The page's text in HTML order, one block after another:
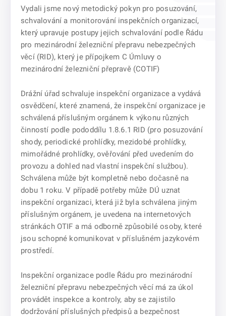
Vydali jsme nový metodický pokyn pro posuzování,
schvalování a monitorování inspekčních organizací,
který upravuje postupy jejich schvalování podle Řádu
pro mezinárodní železniční přepravu nebezpečných
věcí (RID), který je přípojkem C Úmluvy o
mezinárodní železniční přepravě (COTIF)
Drážní úřad schvaluje inspekční organizace a vydává
osvědčení, které znamená, že inspekční organizace je
schválená příslušným orgánem k výkonu různých
činností podle pododdílu 1.8.6.1 RID (pro posuzování
shody, periodické prohlídky, mezidobé prohlídky,
mimořádné prohlídky, ověřování před uvedením do
provozu a dohled nad vlastní inspekční službou).
Schválena může být kompletně nebo dočasně na
dobu 1 roku. V případě potřeby může DÚ uznat
inspekční organizaci, která již byla schválena jiným
příslušným orgánem, je uvedena na internetových
stránkách OTIF a má odborně způsobilé osoby, které
jsou schopné komunikovat v příslušném jazykovém
prostředí.
Inspekční organizace podle Řádu pro mezinárodní
železniční přepravu nebezpečných věcí má za úkol
provádět inspekce a kontroly, aby se zajistilo
dodržování příslušných předpisů a bezpečnost